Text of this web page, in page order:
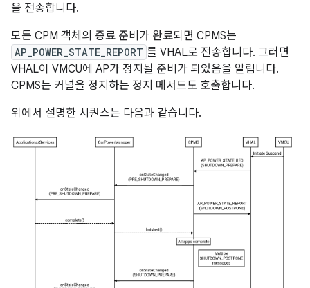
을 전송합니다.
모든 CPM 객체의 종료 준비가 완료되면 CPMS는
AP_POWER_STATE_REPORT 를 VHAL로 전송합니다. 그러면
VHAL이 VMCU에 AP가 정지될 준비가 되었음을 알립니다.
CPMS는 커널을 정지하는 정지 메서드도 호출합니다.
위에서 설명한 시퀀스는 다음과 같습니다.